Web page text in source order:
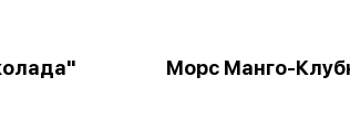
Морс Манго-